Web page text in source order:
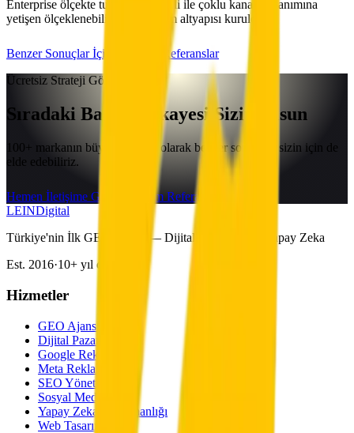
Enterprise ölçekte tutarlı marka dili ile çoklu kanal kullanımına
yetişen ölçeklenebilir içerik üretim altyapısı kuruldu.
Benzer Sonuçlar İçin
Diğer Referanslar
Ücretsiz Strateji Görüşmesi
Sıradaki Başarı Hikayesi Sizin Olsun
100+ markanın büyüme ortağı olarak benzer sonuçları sizin için de
elde edebiliriz.
Hemen İletişime Geçin
Tüm Referanslar
LEINDigital
Türkiye'nin İlk GEO Ajansı — Dijital Pazarlama & Yapay Zeka
Est. 2016·10+ yıl deneyim
Hizmetler
GEO Ajansı
Dijital Pazarlama
Google Reklamları
Meta Reklamları
SEO Yönetimi
Sosyal Medya
Yapay Zeka Danışmanlığı
Web Tasarımı